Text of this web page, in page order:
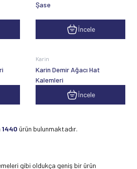
Şase
İncele
Karin
Karin Demir Ağacı Hat
Kalemleri
İncele
1440 ürün bulunmaktadır.
gibi oldukça geniş bir ürün